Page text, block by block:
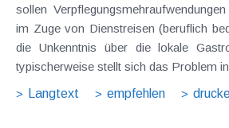
sollen
im Zuge von Dienstreisen (beruflich
die Unkenntnis über die lokale
typischerweise stellt sich das Problem
Langtext
empfehlen